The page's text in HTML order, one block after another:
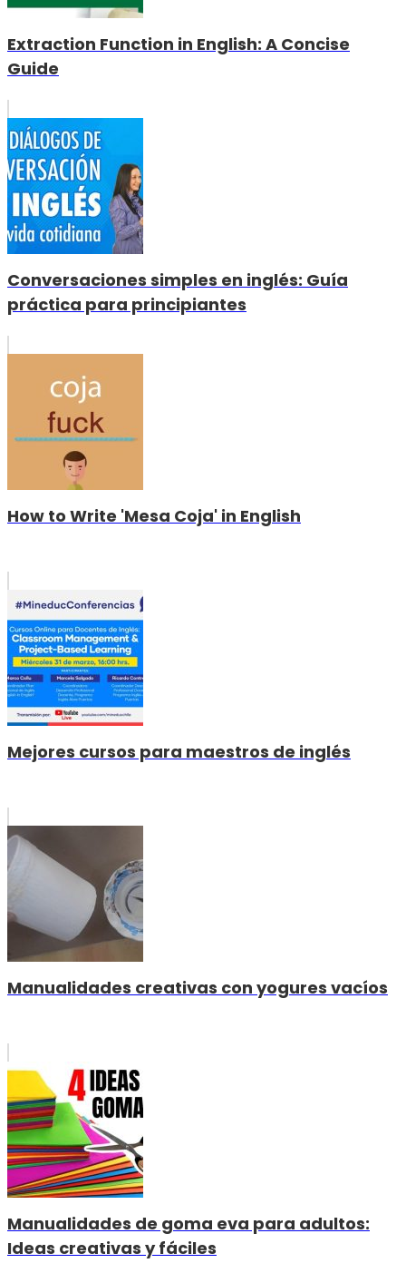
Extraction Function in English: A Concise
Guide
Conversaciones simples en inglés: Guía
práctica para principiantes
How to Write 'Mesa Coja' in English
Mejores cursos para maestros de inglés
Manualidades creativas con yogures vacíos
Manualidades de goma eva para adultos:
Ideas creativas y fáciles